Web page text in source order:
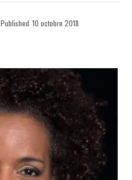
Published 10 octobre 2018